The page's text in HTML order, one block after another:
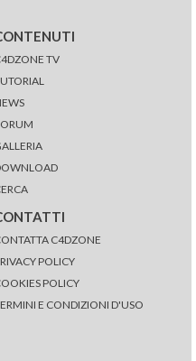
TV
C4DZONE
POLICY
POLICY
E CONDIZIONI D'USO